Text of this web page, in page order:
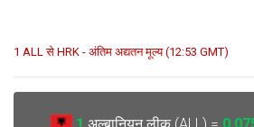
1 ALL से HRK - अंतिम अद्यतन मूल्य (12:53 GMT)